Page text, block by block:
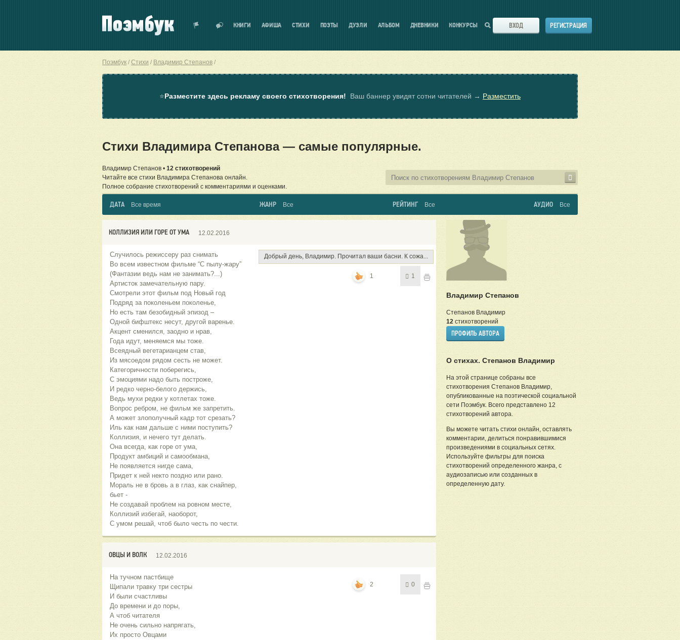
КНИГИ АФИША СТИХИ ПОЭТЫ ДУЭЛИ АЛЬБОМ ДНЕВНИКИ КОНКУРСЫ ВХОД РЕГИСТРАЦИЯ
Поэмбук Стихи Владимир Степанов
⭐Разместите здесь рекламу своего стихотворения! Ваш баннер увидят сотни читателей → Разместить
Стихи Владимира Степанова — самые популярные.
Владимир Степанов • 12 стихотворений
Читайте все стихи Владимира Степанова онлайн.
Полное собрание стихотворений с комментариями и оценками.
ДАТА Все время ЖАНР Все РЕЙТИНГ Все АУДИО Все
КОЛЛИЗИЯ ИЛИ ГОРЕ ОТ УМА 12.02.2016
Случилось режиссеру раз снимать
Во всем известном фильме “С пылу-жару”
(Фантазии ведь нам не занимать?...)
Артисток замечательную пару.
Смотрели этот фильм под Новый год
Подряд за поколеньем поколенье,
Но есть там безобидный эпизод ‒
Одной бифштекс несут, другой варенье.
Акцент сменился, заодно и нрав,
Года идут, меняемся мы тоже.
Всеядный вегетарианцем став,
Из мясоедом рядом сесть не может.
Категоричности поберегись,
С эмоциями надо быть построже,
И редко черно-белого держись,
Ведь мухи редки у котлетах тоже.
Вопрос ребром, не фильм же запретить.
А может злополучный кадр тот срезать?
Иль как нам дальше с ними поступить?
Коллизия, и нечего тут делать.
Она всегда, как горе от ума,
Продукт амбиций и самообмана,
Не появляется нигде сама,
Придет к ней некто поздно или рано.
Мораль не в бровь а в глаз, как снайпер,
бьет -
Не создавай проблем на ровном месте,
Коллизий избегай, наоборот,
С умом решай, чтоб было честь по чести.
Добрый день, Владимир. Прочитал ваши басни. К сожа...
1 1
ОВЦЫ И ВОЛК 12.02.2016
На тучном пастбище
Щипали травку три сестры
И были счастливы
До времени и до поры,
А чтоб читателя
Не очень сильно напрягать,
Их просто Овцами
2 0
Владимир Степанов
Степанов Владимир
12стихотворений
ПРОФИЛЬ АВТОРА
О стихах. Степанов Владимир
На этой странице собраны все
стихотворения Степанов Владимир,
опубликованные на поэтической социальной
сети Поэмбук. Всего представлено 12
стихотворений автора.
Вы можете читать стихи онлайн, оставлять
комментарии, делиться понравившимися
произведениями в социальных сетях.
Используйте фильтры для поиска
стихотворений определенного жанра, с
аудиозаписью или созданных в
определенную дату.